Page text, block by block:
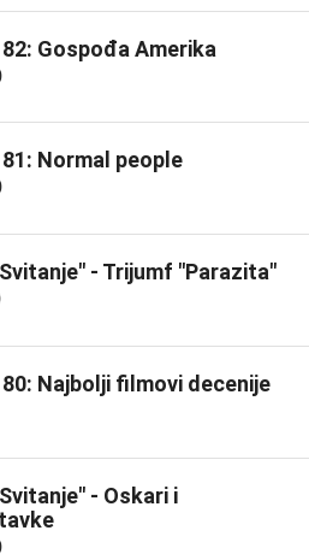
Gospođa Amerika
Normal people
- Trijumf "Parazita"
Najbolji filmovi decenije
- Oskari i